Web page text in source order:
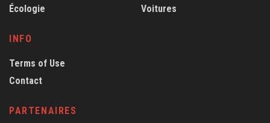
Écologie
Voitures
INFO
Terms of Use
Contact
PARTENAIRES